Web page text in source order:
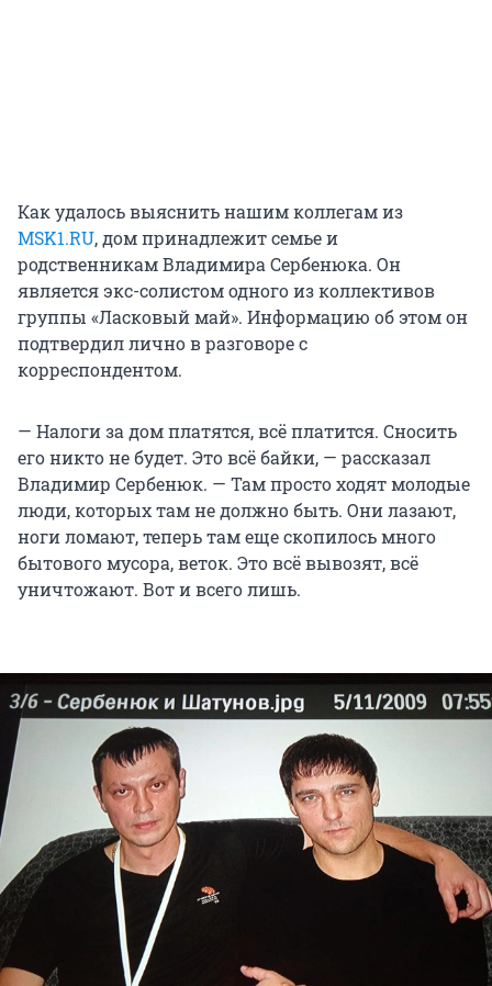
Как удалось выяснить нашим коллегам из
MSK1.RU, дом принадлежит семье и
родственникам Владимира Сербенюка. Он
является экс-солистом одного из коллективов
группы «Ласковый май». Информацию об этом он
подтвердил лично в разговоре с
корреспондентом.
— Налоги за дом платятся, всё платится. Сносить
его никто не будет. Это всё байки, — рассказал
Владимир Сербенюк. — Там просто ходят молодые
люди, которых там не должно быть. Они лазают,
ноги ломают, теперь там еще скопилось много
бытового мусора, веток. Это всё вывозят, всё
уничтожают. Вот и всего лишь.